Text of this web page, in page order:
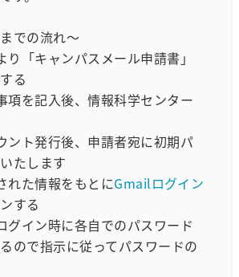
での流れ～
「キャンパスメール申請書」
る
項を記入後、情報科学センター
ント発行後、申請者宛に初期パ
たします
れた情報をもとにGmailログイン
する
グイン時に各自でのパスワード
ので指示に従ってパスワードの